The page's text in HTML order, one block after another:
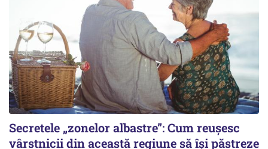
Secretele „zonelor albastre”: Cum reușesc
vârstnicii din această regiune să își păstreze